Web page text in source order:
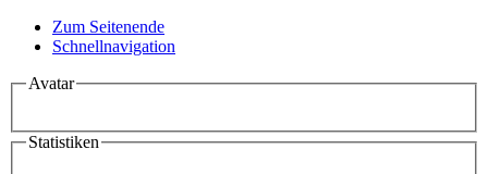
Zum Seitenende
Schnellnavigation
Avatar
Statistiken